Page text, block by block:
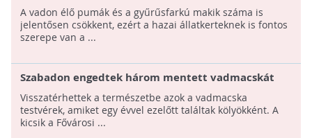
A vadon élő pumák és a gyűrűsfarkú makik száma is
jelentősen csökkent, ezért a hazai állatkerteknek is fontos
szerepe van a ...
Szabadon engedtek három mentett vadmacskát
Visszatérhettek a természetbe azok a vadmacska
testvérek, amiket egy évvel ezelőtt találtak kölyökként. A
kicsik a Fővárosi ...